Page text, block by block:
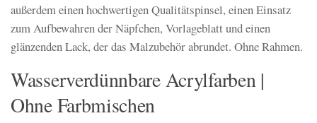
außerdem einen hochwertigen Qualitätspinsel, einen Einsatz
zum Aufbewahren der Näpfchen, Vorlageblatt und einen
glänzenden Lack, der das Malzubehör abrundet. Ohne Rahmen.
Wasserverdünnbare Acrylfarben |
Ohne Farbmischen